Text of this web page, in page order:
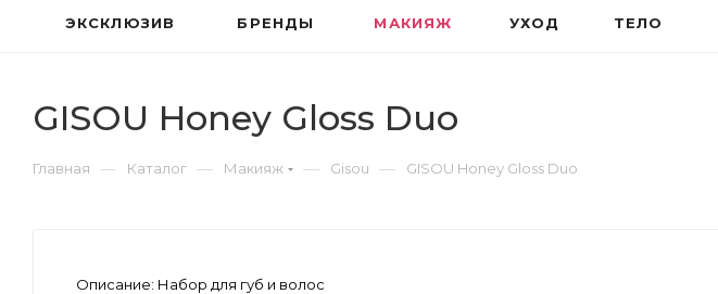
ЭКСКЛЮЗИВ БРЕНДЫ МАКИЯЖ УХОД ТЕЛО
GISOU Honey Gloss Duo
Главная — Каталог — Макияж — Gisou — GISOU Honey Gloss Duo
Описание: Набор для губ и волос